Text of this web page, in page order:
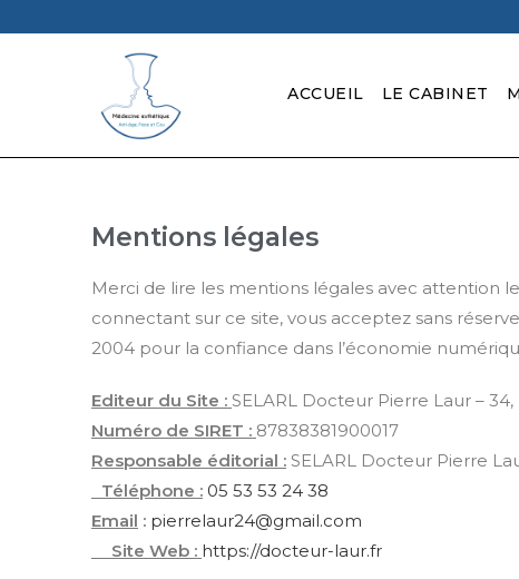
ACCUEIL LE CABINET
Mentions légales
Merci de lire les mentions légales avec attention
connectant sur ce site, vous acceptez sans
2004 pour la confiance dans l’économie
Editeur du Site : SELARL Docteur Pierre Laur –
Numéro de SIRET : 87838381900017
Responsable éditorial : SELARL Docteur Pierre
Téléphone : 05 53 53 24 38
Email : pierrelaur24@gmail.com
Site Web : https://docteur-laur.fr